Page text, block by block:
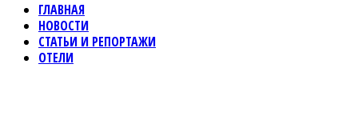
ГЛАВНАЯ
НОВОСТИ
СТАТЬИ И РЕПОРТАЖИ
ОТЕЛИ